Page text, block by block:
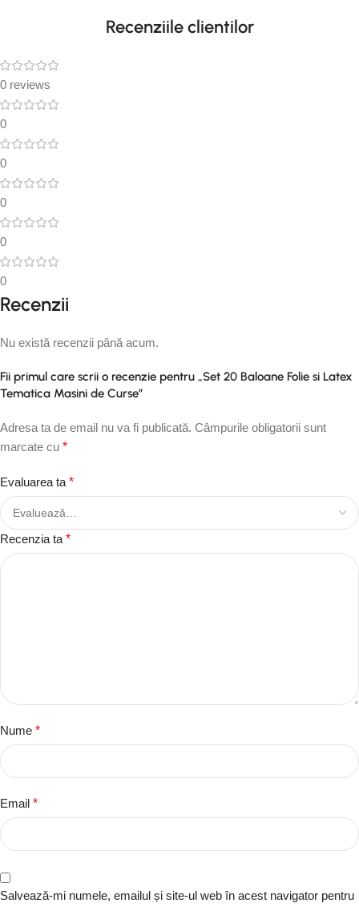
Recenziile clientilor
0 reviews
0
0
0
0
0
Recenzii
Nu există recenzii până acum.
Fii primul care scrii o recenzie pentru „Set 20 Baloane Folie si Latex
Tematica Masini de Curse”
Adresa ta de email nu va fi publicată. Câmpurile obligatorii sunt
marcate cu *
Evaluarea ta *
Recenzia ta *
Nume *
Email *
Salvează-mi numele, emailul și site-ul web în acest navigator pentru